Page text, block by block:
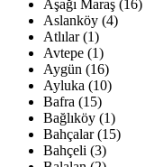
Aşağı Maraş (16)
Aslanköy (4)
Atlılar (1)
Avtepe (1)
Aygün (16)
Ayluka (10)
Bafra (15)
Bağlıköy (1)
Bahçalar (15)
Bahçeli (3)